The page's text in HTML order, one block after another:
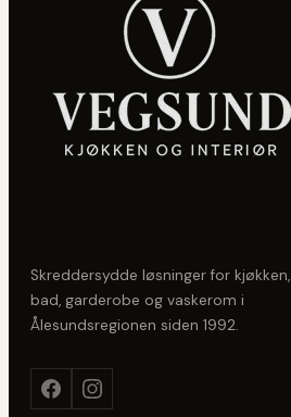
Skreddersydde løsninger for kjøkken,
bad, garderobe og vaskerom i
Ålesundsregionen siden 1992.